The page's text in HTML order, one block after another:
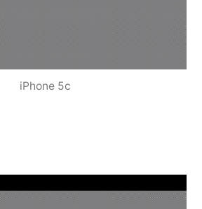
iPhone 5c